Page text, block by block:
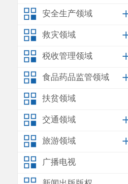
安全生产领域
救灾领域
税收管理领域
食品药品监管领域
扶贫领域
交通领域
旅游领域
广播电视